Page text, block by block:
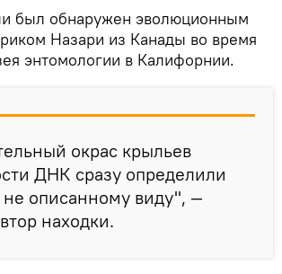
был обнаружен эволюционным
Назари из Канады во время
энтомологии в Калифорнии.
окрас крыльев
ДНК сразу определили
описанному виду", —
находки.